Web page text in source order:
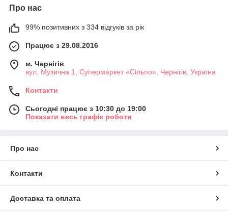
Про нас
99% позитивних з 334 відгуків за рік
Працює з 29.08.2016
м. Чернігів
вул. Музична 1, Супермаркет «Сільпо», Чернігів, Україна
Контакти
Сьогодні працює з 10:30 до 19:00
Показати весь графік роботи
Про нас
Контакти
Доставка та оплата